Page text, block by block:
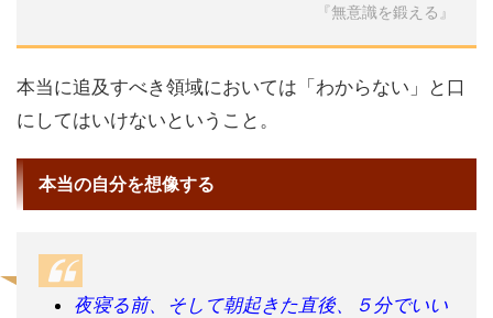
『無意識を鍛える』
本当に追及すべき領域においては「わからない」と口
にしてはいけないということ。
本当の自分を想像する
夜寝る前、そして朝起きた直後、５分でいい